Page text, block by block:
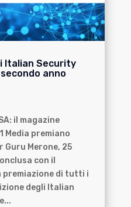
Italian Security
anno
il magazine
Media premiano
Guru Merone, 25
con il
premiazione di tutti i
degli Italian